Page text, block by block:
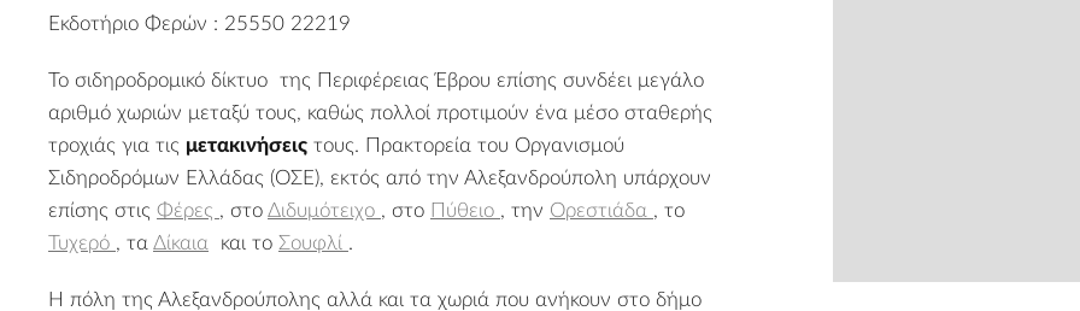
Εκδοτήριο Φερών : 25550 22219
Το σιδηροδρομικό δίκτυο της Περιφέρειας Έβρου επίσης συνδέει μεγάλο
αριθμό χωριών μεταξύ τους, καθώς πολλοί προτιμούν ένα μέσο σταθερής
τροχιάς για τις μετακινήσεις τους. Πρακτορεία του Οργανισμού
Σιδηροδρόμων Ελλάδας (ΟΣΕ), εκτός από την Αλεξανδρούπολη υπάρχουν
επίσης στις Φέρες , στο Διδυμότειχο , στο Πύθειο , την Ορεστιάδα , το
Τυχερό , τα Δίκαια και το Σουφλί .
Η πόλη της Αλεξανδρούπολης αλλά και τα χωριά που ανήκουν στο δήμο